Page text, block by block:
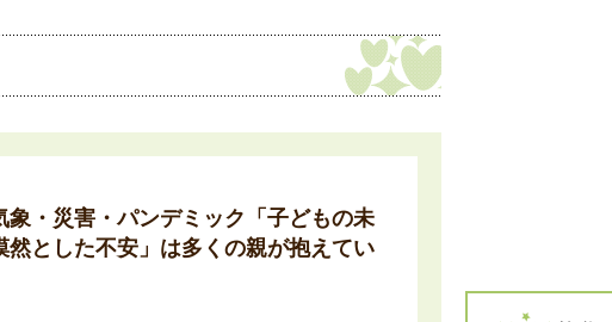
象・災害・パンデミック「子どもの未
然とした不安」は多くの親が抱えてい